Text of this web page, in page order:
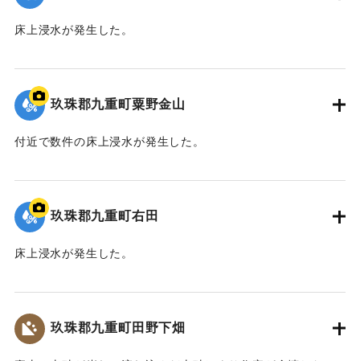
床上浸水が発生した。
2020/7/6｜固有コード:01215065
玖珠郡九重町粟野金山
付近で数件の床上浸水が発生した。
｜固有コード:01215066
玖珠郡九重町右田
床上浸水が発生した。
｜固有コード:01215067
玖珠郡九重町田野下畑